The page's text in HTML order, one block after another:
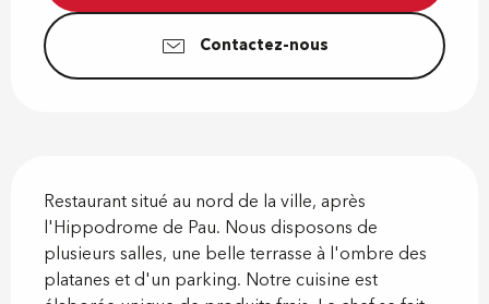
Contactez-nous
Restaurant situé au nord de la ville, après
l'Hippodrome de Pau. Nous disposons de
plusieurs salles, une belle terrasse à l'ombre des
platanes et d'un parking. Notre cuisine est